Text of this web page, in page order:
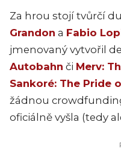
Za hrou stojí tvůrčí
Grandon a Fabio
jmenovaný vytvořil
Autobahn či Merv:
Sankoré: The Pride
žádnou
oficiálně vyšla (tedy